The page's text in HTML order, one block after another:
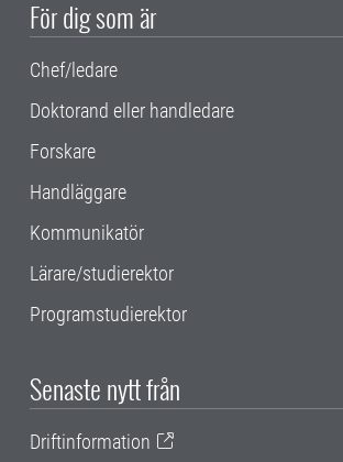
För dig som är
Chef/ledare
Doktorand eller handledare
Forskare
Handläggare
Kommunikatör
Lärare/studierektor
Programstudierektor
Senaste nytt från
Driftinformation